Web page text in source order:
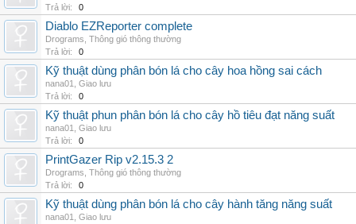
Trả lời:
0
Diablo EZReporter complete
Drograms Thông gió thông thường
Trả lời:
0
Kỹ thuật dùng phân bón lá cho cây hoa hồng sai cách
nana01
Giao lưu
Trả lời:
0
Kỹ thuật phun phân bón lá cho cây hồ tiêu đạt năng suất
nana01
Giao lưu
Trả lời:
0
PrintGazer Rip v2.15.3 2
Drograms Thông gió thông thường
Trả lời:
0
Kỹ thuật dùng phân bón lá cho cây hành tăng năng suất
nana01
Giao lưu